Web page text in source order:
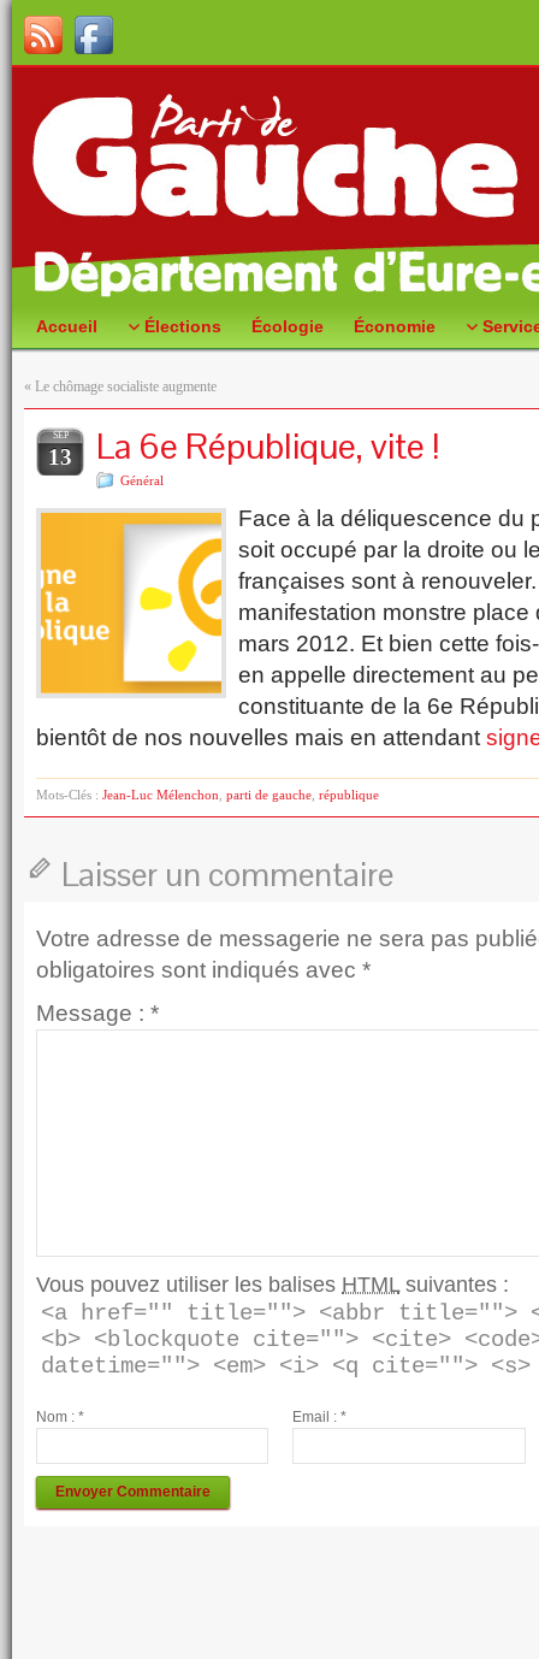
Accueil Élections Écologie Économie
« Le chômage socialiste augmente
SEP
13 La 6e République, vite !
Général
Face à la déliquescence du
soit occupé par la droite ou
françaises sont à
manifestation monstre
mars 2012. Et bien cette
en appelle directement au
constituante de la 6e
bientôt de nos nouvelles mais en attendant
Mots-Clés : Jean-Luc Mélenchon parti de gauche république
Laisser un commentaire
Votre adresse de messagerie ne sera pas
obligatoires sont indiqués avec *
Message : *
Vous pouvez utiliser les balises HTMLsuivantes :
<a href="" title=""> <abbr title="">
<b> <blockquote cite=""> <cite>
Nom : * Email :*